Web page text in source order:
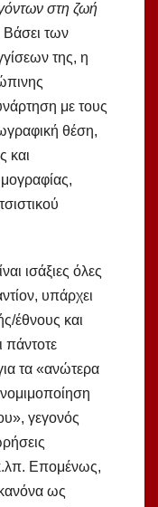
στη ζωή
Βάσει των
της, η
με τους
θέση,
και
ισάξιες όλες
υπάρχει
έθνους και
πάντοτε
τα «ανώτερα
γεγονός
Επομένως,
κανόνα ως